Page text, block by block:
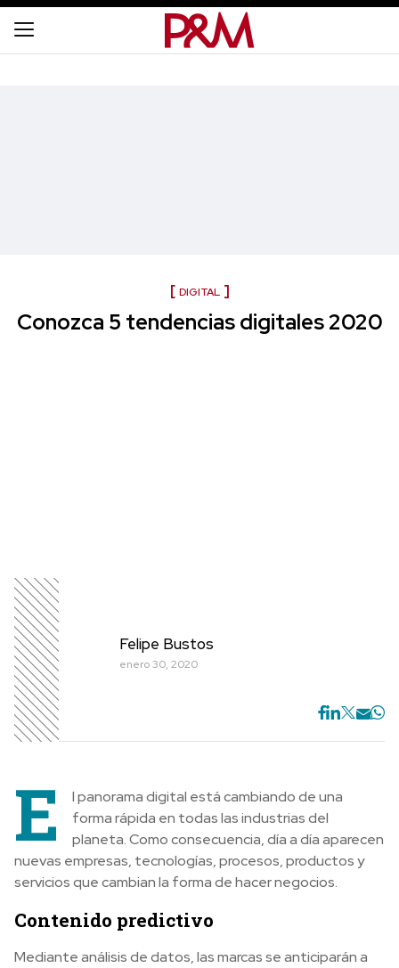
DIGITAL
Conozca 5 tendencias digitales 2020
Felipe Bustos
enero 30, 2020
E
l panorama digital está cambiando de una
forma rápida en todas las industrias del
planeta. Como consecuencia, día a día aparecen
nuevas empresas, tecnologías, procesos, productos y
servicios que cambian la forma de hacer negocios.
Contenido predictivo
Mediante análisis de datos, las marcas se anticiparán a